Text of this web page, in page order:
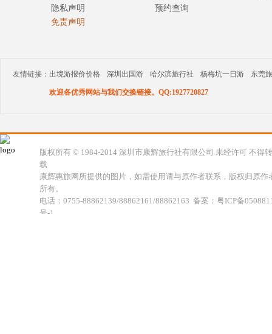
隐私声明
免责声明
预约查询
友情链接： 出境游报价价格 深圳出国游 哈尔滨旅行社 杨梅坑一日游 东莞
欢迎各优秀网站与我们交换链接。QQ:1927720827
版权所有 © 1984-2014 深圳市康辉旅行社有限公司 未经许可 不得转
载
康辉惠旅网所提供的图片，如需使用请与原作者联系，版权归原作
所有。
电话：0755-88862139/88862161/88862163 备案：粤ICP备
号-1